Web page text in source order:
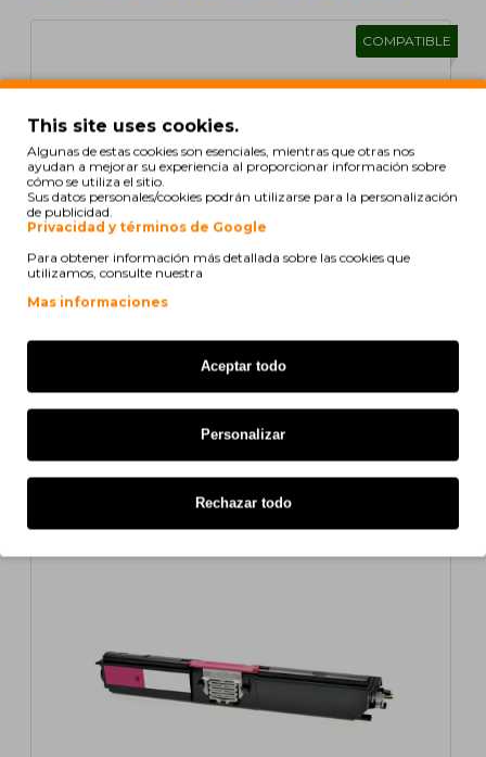
COMPATIBLE
Amarillo ~ 2.600 Paginas
s/ iva: 16,27€
This site uses cookies.
Algunas de estas cookies son esenciales, mientras que otras nos
ayudan a mejorar su experiencia al proporcionar información sobre
cómo se utiliza el sitio.
Sus datos personales/cookies podrán utilizarse para la personalización
de publicidad.
Privacidad y términos de Google
Para obtener información más detallada sobre las cookies que
utilizamos, consulte nuestra
Mas informaciones
Aceptar todo
Personalizar
Rechazar todo